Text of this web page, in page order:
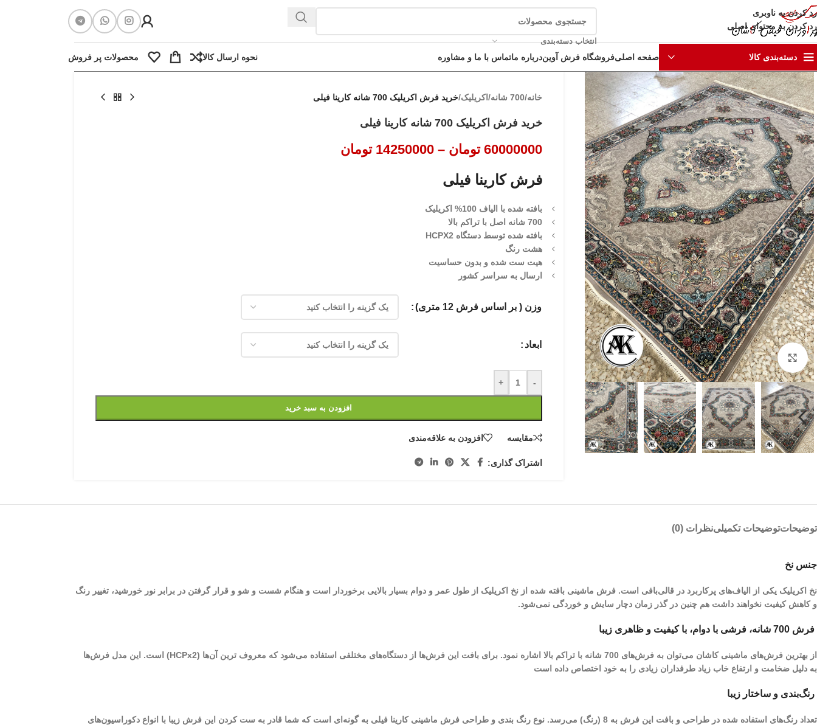
رد کردن به ناوبری
رد کردن به محتوای اصلی
انتخاب دسته‌بندی
دسته‌بندی کالا صفحه اصلیفروشگاه فرش آویندرباره ماتماس با ما و مشاوره نحوه ارسال کالا محصولات پر فروش
بزرگنمایی تصویر
خانه/700 شانه /اکریلیک/خرید فرش اکریلیک 700 شانه کارینا فیلی
خرید فرش اکریلیک 700 شانه کارینا فیلی
60000000 تومان –
14250000 تومان
فرش کارینا فیلی
بافته شده با الیاف 100% اکریلیک
700 شانه اصل با تراکم بالا
بافته شده توسط دستگاه HCPX2
هشت رنگ
هیت ست شده و بدون حساسیت
ارسال به سراسر کشور
وزن ( بر اساس فرش 12 متری)
ابعاد
-
+
افزودن به سبد خرید
مقایسه افزودن به علاقه‌مندی
اشتراک گذاری:
توضیحاتتوضیحات تکمیلینظرات (0)
جنس نخ
نخ اکریلیک یکی از الیاف­‌های پرکاربرد در قالی‌بافی است. فرش ماشینی بافته شده از نخ اکریلیک از طول عمر و دوام بسیار بالایی برخوردار است و هنگام شست و شو و قرار گرفتن در برابر نور خورشید، تغییر رنگ
و کاهش کیفیت نخواهند داشت هم چنین در گذر زمان دچار سایش و خوردگی نمی‌شود.
فرش 700 شانه، فرشی با دوام، با کیفیت و ظاهری زیبا
از بهترین فرش‌های ماشینی کاشان می‌توان به فرش‌های 700 شانه با تراکم بالا اشاره نمود. برای بافت این فرش‌ها از دستگاه‌های مختلفی استفاده می‌شود که معروف ترین آن‌ها (HCPx2) است. این مدل فرش‌ها
به دلیل ضخامت و ارتفاع خاب زیاد طرفداران زیادی را به خود اختصاص داده است
رنگ‌بندی و ساختار زیبا
تعداد رنگ‌های استفاده شده در طراحی و بافت این فرش به 8 (رنگ) می‌رسد. نوع رنگ بندی و طراحی فرش ماشینی کارینا فیلی به گونه‌ای است که شما قادر به ست کردن این فرش زیبا با انواع دکوراسیون‌های